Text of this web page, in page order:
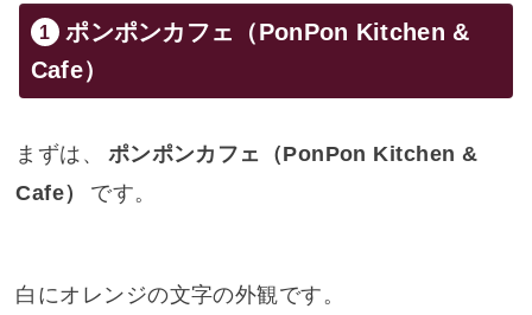
ポンポンカフェ（PonPon Kitchen &
Cafe）
まずは、
ポンポンカフェ（PonPon Kitchen &
Cafe）
です。
白にオレンジの文字の外観です。